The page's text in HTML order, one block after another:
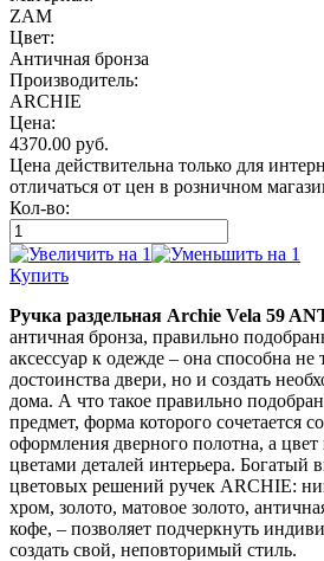
ZAM
Цвет:
Античная бронза
Производитель:
ARCHIE
Цена:
4370.00 руб.
Цена действительна только для
отличаться от цен в розничном
Кол-во:
Купить
Ручка раздельная Archie Vela 59
античная бронза, правильно
аксессуар к одежде – она способна не
достоинства двери, но и создать
дома. А что такое правильно
предмет, форма которого сочетается
оформления дверного полотна, а цвет
цветами деталей интерьера. Богатый
цветовых решений ручек ARCHIE:
хром, золото, матовое золото,
кофе, – позволяет подчеркнуть
создать свой, неповторимый стиль.